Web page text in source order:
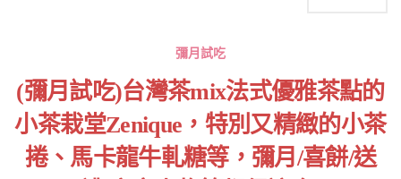
彌月試吃
(彌月試吃)台灣茶mix法式優雅茶點的
小茶栽堂Zenique，特別又精緻的小茶
捲、馬卡龍牛軋糖等，彌月/喜餅/送